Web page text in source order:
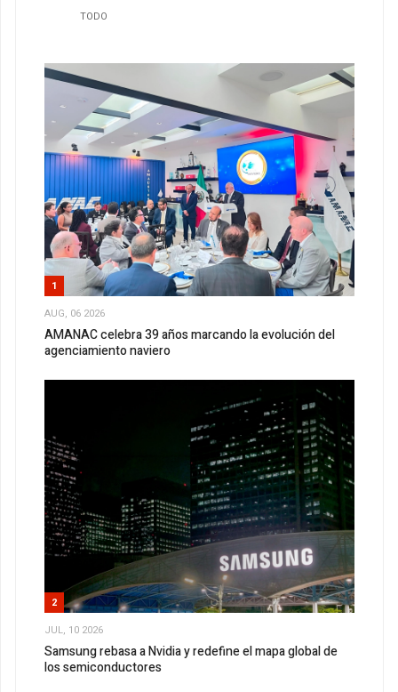
TODO
1
AUG, 06 2026
AMANAC celebra 39 años marcando la evolución del
agenciamiento naviero
2
JUL, 10 2026
Samsung rebasa a Nvidia y redefine el mapa global de
los semiconductores